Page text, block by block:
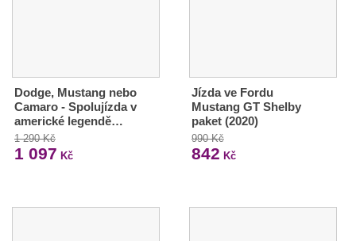
Dodge, Mustang nebo
Camaro - Spolujízda v
americké legendě…
1 290 Kč
1 097 Kč
Jízda ve Fordu
Mustang GT Shelby
paket (2020)
990 Kč
842 Kč